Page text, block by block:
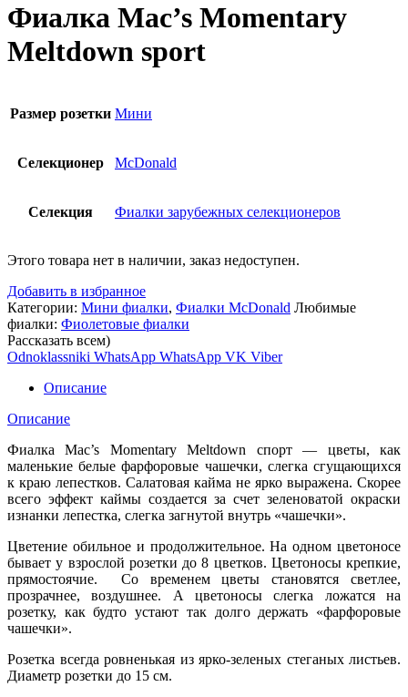
Фиалка Mac’s Momentary
Meltdown sport
Размер розетки Мини
Селекционер McDonald
Селекция Фиалки зарубежных селекционеров
Этого товара нет в наличии, заказ недоступен.
Добавить в избранное
Категории: Мини фиалки, Фиалки McDonald Любимые
фиалки: Фиолетовые фиалки
Рассказать всем)
Odnoklassniki WhatsApp WhatsApp VK Viber
Описание
Описание
Фиалка Mac’s Momentary Meltdown спорт — цветы, как
маленькие белые фарфоровые чашечки, слегка сгущающихся
к краю лепестков. Салатовая кайма не ярко выражена. Скорее
всего эффект каймы создается за счет зеленоватой окраски
изнанки лепестка, слегка загнутой внутрь «чашечки».
Цветение обильное и продолжительное. На одном цветоносе
бывает у взрослой розетки до 8 цветков. Цветоносы крепкие,
прямостоячие. Со временем цветы становятся светлее,
прозрачнее, воздушнее. А цветоносы слегка ложатся на
розетку, как будто устают так долго держать «фарфоровые
чашечки».
Розетка всегда ровненькая из ярко-зеленых стеганых листьев.
Диаметр розетки до 15 см.